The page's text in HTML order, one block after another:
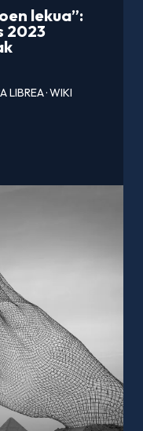
lekua”:
2023
LIBREA·WIKI